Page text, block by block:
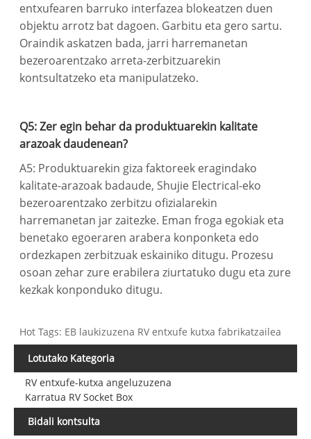
entxufearen barruko interfazea blokeatzen duen
objektu arrotz bat dagoen. Garbitu eta gero sartu.
Oraindik askatzen bada, jarri harremanetan
bezeroarentzako arreta-zerbitzuarekin
kontsultatzeko eta manipulatzeko.
Q5: Zer egin behar da produktuarekin kalitate
arazoak daudenean?
A5: Produktuarekin giza faktoreek eragindako
kalitate-arazoak badaude, Shujie Electrical-eko
bezeroarentzako zerbitzu ofizialarekin
harremanetan jar zaitezke. Eman froga egokiak eta
benetako egoeraren arabera konponketa edo
ordezkapen zerbitzuak eskainiko ditugu. Prozesu
osoan zehar zure erabilera ziurtatuko dugu eta zure
kezkak konponduko ditugu.
Hot Tags: EB laukizuzena RV entxufe kutxa fabrikatzailea
Lotutako Kategoria
RV entxufe-kutxa angeluzuzena
Karratua RV Socket Box
Bidali kontsulta